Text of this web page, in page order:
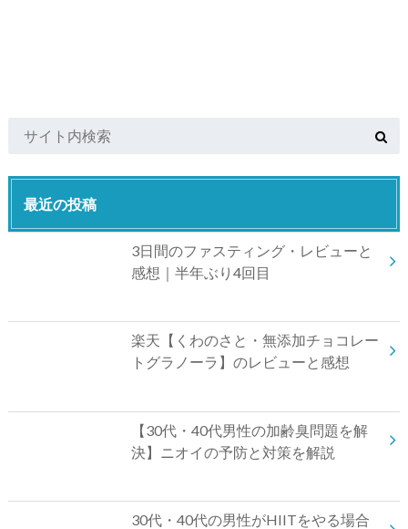
最近の投稿
3日間のファスティング・レビューと
感想｜半年ぶり4回目
楽天【くわのさと・無添加チョコレー
トグラノーラ】のレビューと感想
【30代・40代男性の加齢臭問題を解
決】ニオイの予防と対策を解説
30代・40代の男性がHIITをやる場合